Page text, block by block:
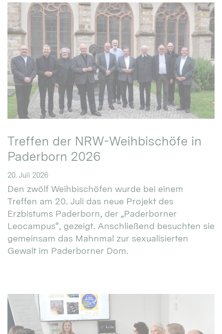
Treffen der NRW-Weihbischöfe in
Paderborn 2026
20. Juli 2026
Den zwölf Weihbischöfen wurde bei einem
Treffen am 20. Juli das neue Projekt des
Erzbistums Paderborn, der „Paderborner
Leocampus“, gezeigt. Anschließend besuchten sie
gemeinsam das Mahnmal zur sexualisierten
Gewalt im Paderborner Dom.